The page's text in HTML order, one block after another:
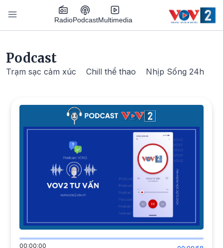
Nhảy đến nội dung
RadioPodcastMultimedia
Podcast
Trạm sạc cảm xúc Chill thể thao Nhịp Sống 24h
00:00:00